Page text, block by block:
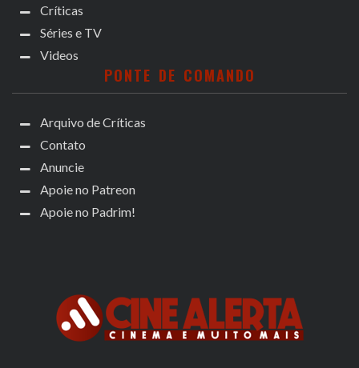
Críticas
Séries e TV
Videos
PONTE DE COMANDO
Arquivo de Críticas
Contato
Anuncie
Apoie no Patreon
Apoie no Padrim!